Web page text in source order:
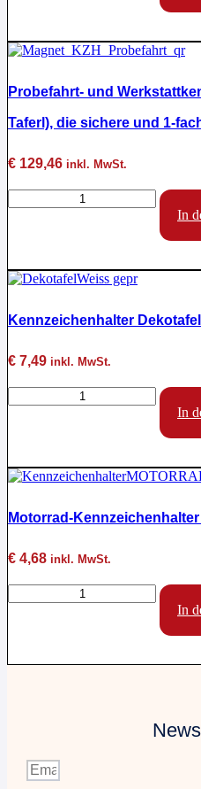
Probefahrt- und
Taferl), die sichere und 1-
€ 129,46 inkl. MwSt.
und
die
1-
Lösung
Menge
In
Kennzeichenhalter
€ 7,49 inkl. MwSt.
Kennzeichenhalter
Dekotafel
Menge
In
Motorrad-
€ 4,68 inkl. MwSt.
Kennzeichenhalter
In